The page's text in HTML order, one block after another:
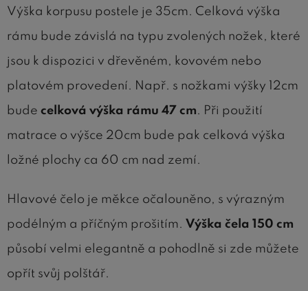
Výška korpusu postele je 35cm. Celková výška
rámu bude závislá na typu zvolených nožek, které
jsou k dispozici v dřevěném, kovovém nebo
platovém provedení. Např. s nožkami výšky 12cm
bude celková výška rámu 47 cm. Při použití
matrace o výšce 20cm bude pak celková výška
ložné plochy ca 60 cm nad zemí.
Hlavové čelo je měkce očalouněno, s výrazným
podélným a příčným prošitím. Výška čela 150 cm
působí velmi elegantně a pohodlně si zde můžete
opřít svůj polštář.